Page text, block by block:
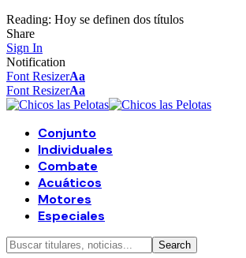
Reading: Hoy se definen dos títulos
Share
Sign In
Notification
Font ResizerAa
Font ResizerAa
Conjunto
Individuales
Combate
Acuáticos
Motores
Especiales